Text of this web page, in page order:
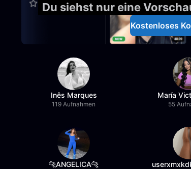
Du siehst nur eine
Kostenloses
Inês Marques
119 Aufnahmen
María
55
🐆ANGELICA🐆